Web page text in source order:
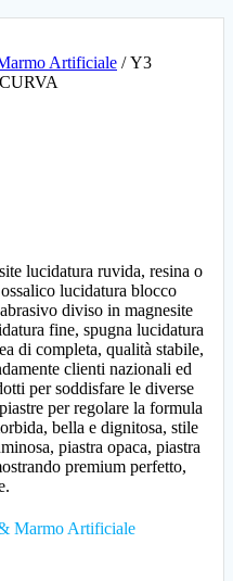
Artificiale / Y3
lucidatura ruvida, resina o
lucidatura blocco
diviso in magnesite
fine, spugna lucidatura
di completa, qualità stabile,
clienti nazionali ed
per soddisfare le diverse
per regolare la formula
bella e dignitosa, stile
piastra opaca, piastra
premium perfetto,
Marmo Artificiale